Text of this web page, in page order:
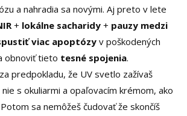
a nahradia sa novými. Aj preto v lete
+ lokálne sacharidy + pauzy medzi
viac apoptózy v poškodených
obnoviť tieto tesné spojenia.
predpokladu, že UV svetlo zažívaš
s okuliarmi a opaľovacím krémom, ako
sa nemôžeš čudovať že skončíš